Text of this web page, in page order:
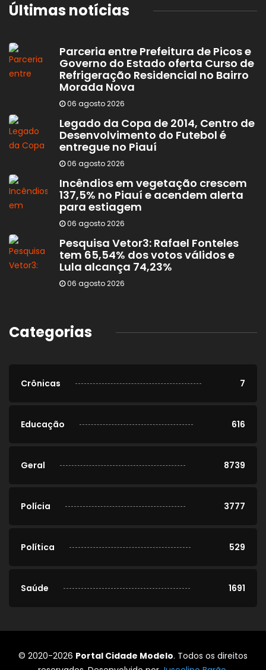
Últimas notícias
Parceria entre Prefeitura de Picos e
Governo do Estado oferta Curso de
Refrigeração Residencial no Bairro
Morada Nova
06 agosto 2026
Legado da Copa de 2014, Centro de
Desenvolvimento do Futebol é
entregue no Piauí
06 agosto 2026
Incêndios em vegetação crescem
137,5% no Piauí e acendem alerta
para estiagem
06 agosto 2026
Pesquisa Vetor3: Rafael Fonteles
tem 65,54% dos votos válidos e
Lula alcança 74,23%
06 agosto 2026
Categorias
Crônicas 7
Educação 616
Geral 8739
Polícia 3777
Política 529
Saúde 1691
© 2020-2026 Portal Cidade Modelo. Todos os direitos